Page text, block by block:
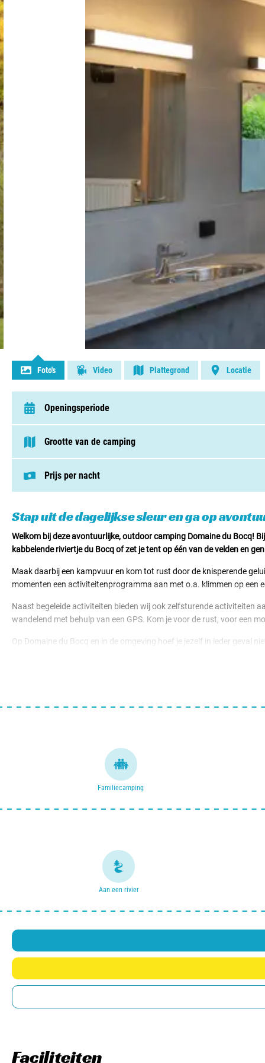
Foto's Video Plattegrond Locatie
Stap uit de dagelijkse sleur en ga op
Welkom bij deze avontuurlijke, outdoor camping Domaine du Bocq!
kabbelende riviertje du Bocq of zet je tent op één van de velden en
Maak daarbij een kampvuur en kom tot rust door de knisperende
momenten een activiteitenprogramma aan met o.a. klimmen op
Naast begeleide activiteiten bieden wij ook zelfsturende activiteiten
wandelend met behulp van een GPS. Kom je voor de rust, voor een
Op Domaine du Bocq en in de omgeving hoef je jezelf in ieder geval
Familiecamping
Aan een rivier
Openingsperiode
van 1 april t/m 7 november
Grootte van de camping
75 - 250 plaatsen
Prijs per nacht
Staanplaatsen v.a. € 29,00
Faciliteiten